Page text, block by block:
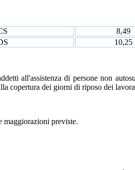
8,49
10,25
all'assistenza di persone non
copertura dei giorni di riposo dei
maggiorazioni previste.